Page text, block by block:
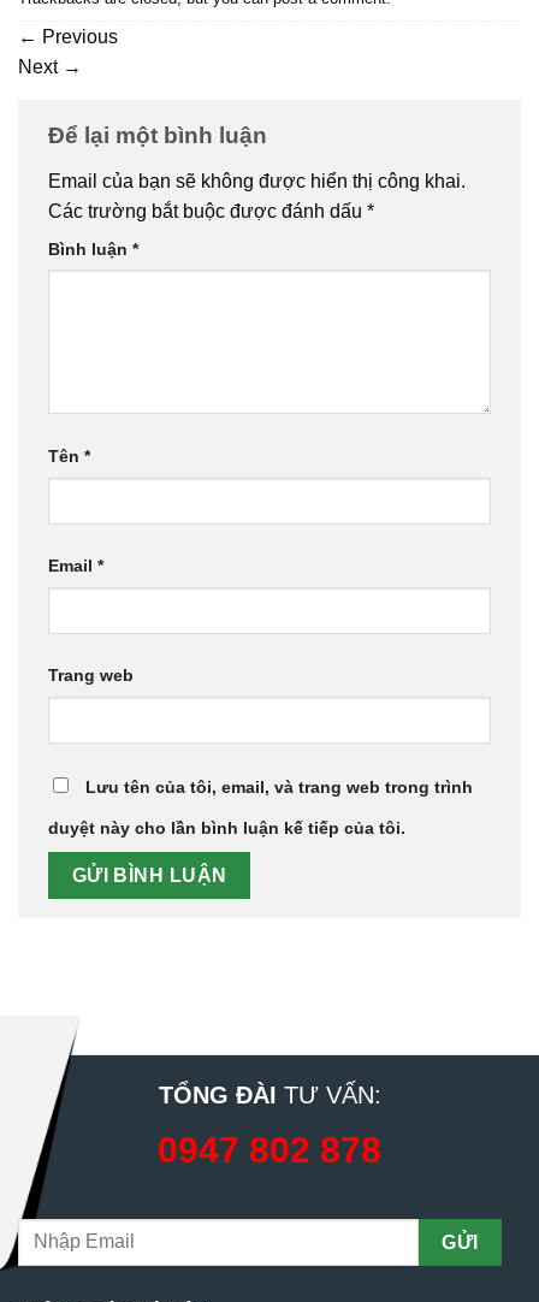
← Previous
Next →
Để lại một bình luận
Email của bạn sẽ không được hiển thị công khai.
Các trường bắt buộc được đánh dấu *
Bình luận *
Tên *
Email *
Trang web
Lưu tên của tôi, email, và trang web trong trình
duyệt này cho lần bình luận kế tiếp của tôi.
TỔNG ĐÀI TƯ VẤN:
0947 802 878